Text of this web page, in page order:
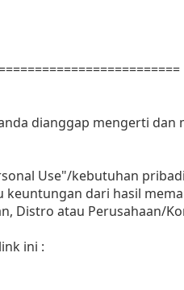
dianggap mengerti dan
Use"/kebutuhan
dari hasil
Distro atau Perusahaan/
ini :